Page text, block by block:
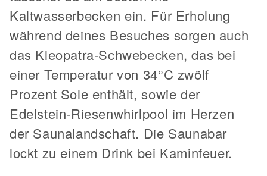
Kaltwasserbecken ein. Für Erholung
während deines Besuches sorgen auch
das Kleopatra-Schwebecken, das bei
einer Temperatur von 34°C zwölf
Prozent Sole enthält, sowie der
Edelstein-Riesenwhirlpool im Herzen
der Saunalandschaft. Die Saunabar
lockt zu einem Drink bei Kaminfeuer.